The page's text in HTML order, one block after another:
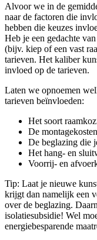
Alvoor we in de
naar de factoren die
hebben die keuzes
Heb je een gedachte
(bijv. kiep of een vast
tarieven. Het kaliber
invloed op de tarieven.
Laten we opnoemen
tarieven beïnvloeden:
Het soort
De montagekosten
De beglazing die
Het hang- en
Voorrij- en
Tip: Laat je nieuwe
krijgt dan namelijk een
over de beglazing.
isolatiesubsidie! Wel
energiebesparende